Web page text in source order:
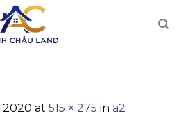
2020 at 515 × 275 in a2